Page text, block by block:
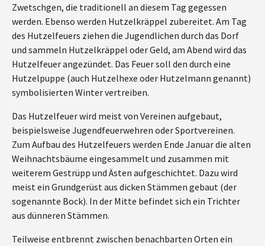
Zwetschgen, die traditionell an diesem Tag gegessen
werden. Ebenso werden Hutzelkräppel zubereitet. Am Tag
des Hutzelfeuers ziehen die Jugendlichen durch das Dorf
und sammeln Hutzelkräppel oder Geld, am Abend wird das
Hutzelfeuer angezündet. Das Feuer soll den durch eine
Hutzelpuppe (auch Hutzelhexe oder Hutzelmann genannt)
symbolisierten Winter vertreiben.
Das Hutzelfeuer wird meist von Vereinen aufgebaut,
beispielsweise Jugendfeuerwehren oder Sportvereinen.
Zum Aufbau des Hutzelfeuers werden Ende Januar die alten
Weihnachtsbäume eingesammelt und zusammen mit
weiterem Gestrüpp und Ästen aufgeschichtet. Dazu wird
meist ein Grundgerüst aus dicken Stämmen gebaut (der
sogenannte Bock). In der Mitte befindet sich ein Trichter
aus dünneren Stämmen.
Teilweise entbrennt zwischen benachbarten Orten ein